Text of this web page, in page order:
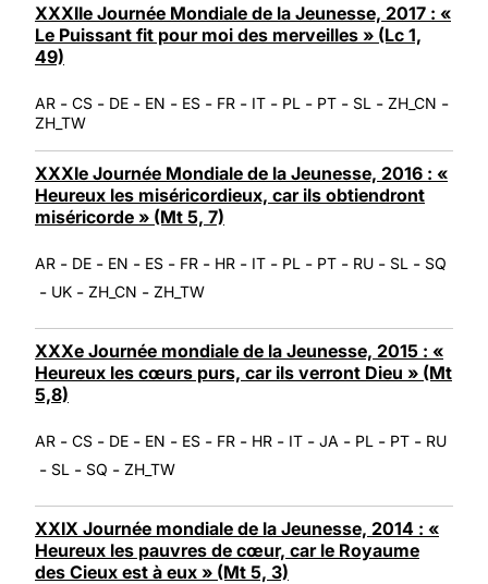
XXXIIe Journée Mondiale de la Jeunesse, 2017 : «
Le Puissant fit pour moi des merveilles » (Lc 1,
49)
AR - CS - DE - EN - ES - FR - IT - PL - PT - SL - ZH_CN -
ZH_TW
XXXIe Journée Mondiale de la Jeunesse, 2016 : «
Heureux les miséricordieux, car ils obtiendront
miséricorde » (Mt 5, 7)
AR - DE - EN - ES - FR - HR - IT - PL - PT - RU - SL - SQ
- UK - ZH_CN - ZH_TW
XXXe Journée mondiale de la Jeunesse, 2015 : «
Heureux les cœurs purs, car ils verront Dieu » (Mt
5,8)
AR - CS - DE - EN - ES - FR - HR - IT - JA - PL - PT - RU
- SL - SQ - ZH_TW
XXIX Journée mondiale de la Jeunesse, 2014 : «
Heureux les pauvres de cœur, car le Royaume
des Cieux est à eux » (Mt 5, 3)